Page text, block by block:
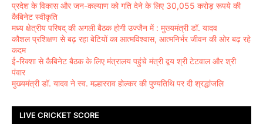
प्रदेश के विकास और जन-कल्याण को गति देने के लिए 30,055 करोड़ रूपये की
कैबिनेट स्वीकृति
मध्य क्षेत्रीय परिषद् की अगली बैठक होगी उज्जैन में : मुख्यमंत्री डॉ. यादव
कौशल प्रशिक्षण से बढ़ रहा बेटियों का आत्मविश्वास, आत्मनिर्भर जीवन की ओर बढ़ रहे
कदम
ई-रिक्शा से कैबिनेट बैठक के लिए मंत्रालय पहुंचे मंत्री द्वय श्री टेटवाल और श्री
पंवार
मुख्यमंत्री डॉ. यादव ने स्व. मल्हारराव होल्कर की पुण्यतिथि पर दी श्रद्धांजलि
LIVE CRICKET SCORE